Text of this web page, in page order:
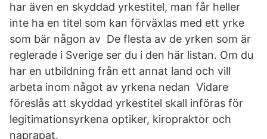
har även en skyddad yrkestitel, man får heller
inte ha en titel som kan förväxlas med ett yrke
som bär någon av De flesta av de yrken som är
reglerade i Sverige ser du i den här listan. Om du
har en utbildning från ett annat land och vill
arbeta inom något av yrkena nedan Vidare
föreslås att skyddad yrkestitel skall införas för
legitimationsyrkena optiker, kiropraktor och
naprapat.